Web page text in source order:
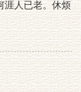
涯人已老。休烦